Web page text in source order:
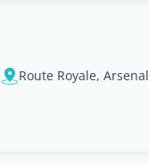
Route Royale, Arsenal